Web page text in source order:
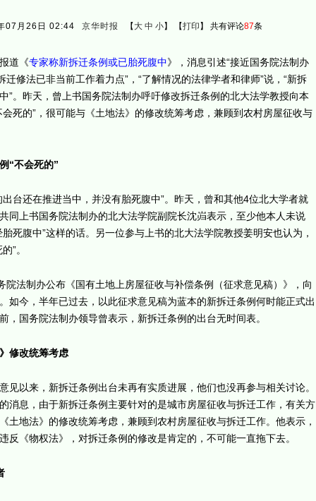
07月26日 02:44 京华时报 【 大 中 小】 【打印 】 共有评论87条
道《专家称新拆迁条例或已胎死腹中》，消息引述“接近国务院法制办
迁修法已非当前工作着力点”，“了解情况的法律学者和律师”说，“新拆
”。昨天，曾上书国务院法制办呼吁修改拆迁条例的北大法学教授向本
会死的”，很可能与《土地法》的修改统筹考虑，兼顾到农村房屋征收与
“不会死的”
出台还在推进当中，并没有胎死腹中”。昨天，曾和其他4位北大学者就
同上书国务院法制办的北大法学院副院长沈岿表示，至少他本人未说
死腹中”这样的话。另一位参与上书的北大法学院教授姜明安也认为，
”。
院法制办公布《国有土地上房屋征收与补偿条例（征求意见稿）》，向
如今，半年已过去，以此征求意见稿为蓝本的新拆迁条例何时能正式出
，国务院法制办领导曾表示，新拆迁条例的出台无时间表。
修改统筹考虑
见以来，新拆迁条例出台未再有实质进展，他们也没再参与相关讨论。
消息，由于新拆迁条例主要针对的是城市房屋征收与拆迁工作，有关方
土地法》的修改统筹考虑，兼顾到农村房屋征收与拆迁工作。他表示，
反《物权法》，对拆迁条例的修改是肯定的，不可能一直拖下去。